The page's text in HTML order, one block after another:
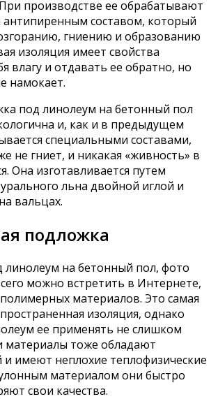
производстве ее обрабатывают
антипиренным составом, который
гниению и образованию
изоляция имеет свойства
влагу и отдавать ее обратно, но
намокает.
под линолеум на бетонный пол
и, как и в предыдущем
специальными составами,
не гниет, и никакая «живность» в
Она изготавливается путем
льна двойной иглой и
вальцах.
подложка
на бетонный пол, фото
можно встретить в Интернете,
материалов. Это самая
изоляция, однако
ее применять не слишком
материалы тоже обладают
и имеют неплохие теплофизические
материалом они быстро
свои качества.